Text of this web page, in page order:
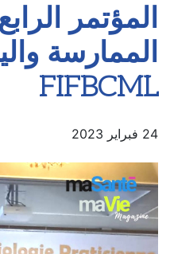
المؤتمر
الممارسة
FIFBCML
24 فبراير 2023